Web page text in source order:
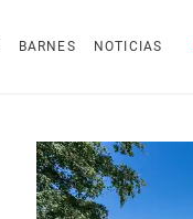
BARNES NOTICIAS